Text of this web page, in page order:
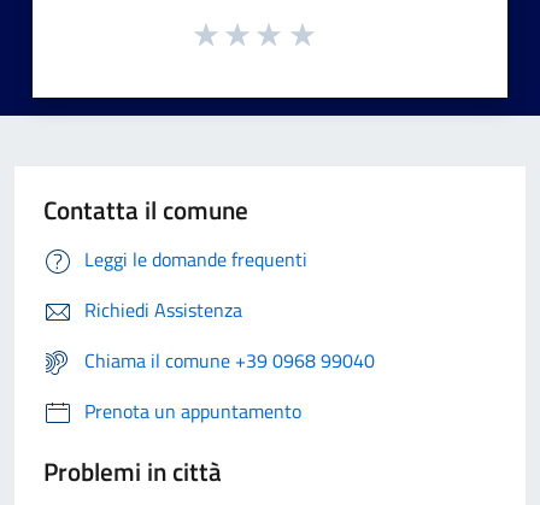
Contatta il comune
Leggi le domande frequenti
Richiedi Assistenza
Chiama il comune +39 0968 99040
Prenota un appuntamento
Problemi in città